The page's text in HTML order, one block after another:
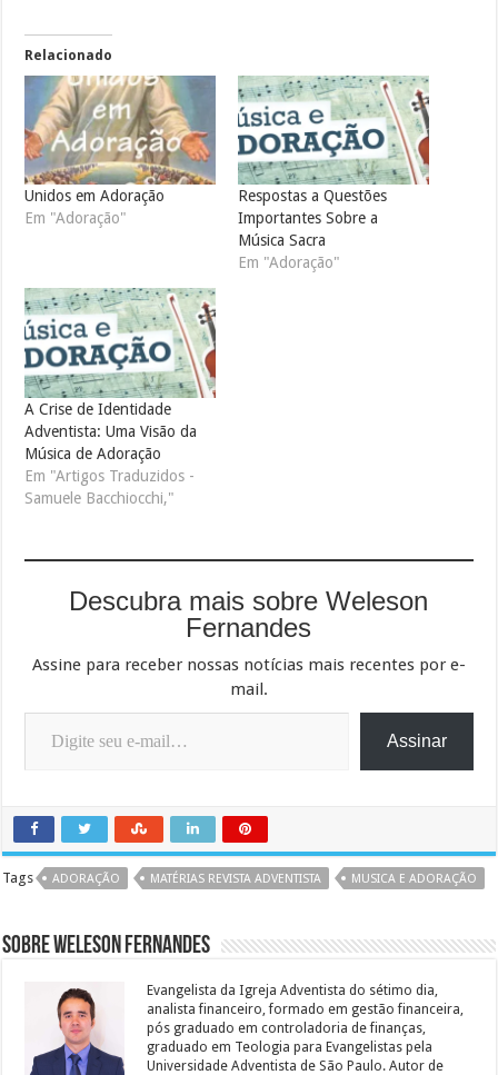
Relacionado
Unidos em Adoração
Em "Adoração"
Respostas a Questões
Importantes Sobre a
Música Sacra
Em "Adoração"
A Crise de Identidade
Adventista: Uma Visão da
Música de Adoração
Em "Artigos Traduzidos -
Samuele Bacchiocchi,"
Descubra mais sobre Weleson
Fernandes
Assine para receber nossas notícias mais recentes por e-
mail.
Digite seu e-mail…
Assinar
Tags ADORAÇÃO MATÉRIAS REVISTA ADVENTISTA MUSICA E ADORAÇÃO
Sobre Weleson Fernandes
Evangelista da Igreja Adventista do sétimo dia,
analista financeiro, formado em gestão financeira,
pós graduado em controladoria de finanças,
graduado em Teologia para Evangelistas pela
Universidade Adventista de São Paulo. Autor de